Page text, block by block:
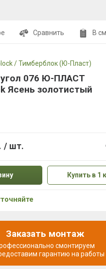
Сравнить В
/ Тимберблок (Ю-Пласт)
076 Ю-ПЛАСТ
Ясень золотистый
/ шт.
Купить в 1
Заказать монтаж
смонтируем
гарантию на работы